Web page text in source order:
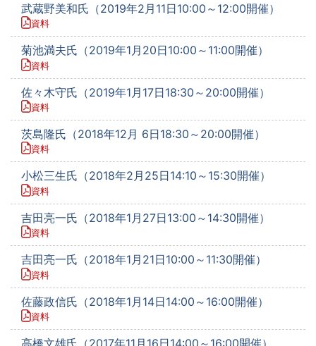
武蔵野美和氏（2019年2月11日10:00～12:00開催）
資料
菊池満夫氏（2019年1月20日10:00～11:00開催）
資料
佐々木守氏（2019年1月17日18:30～20:00開催）
資料
茨島隆氏（2018年12月 6日18:30～20:00開催）
資料
小松三生氏（2018年2月25日14:10～15:30開催）
資料
吉田亮一氏（2018年1月27日13:00～14:30開催）
資料
吉田亮一氏（2018年1月21日10:00～11:30開催）
資料
佐藤政信氏（2018年1月14日14:00～16:00開催）
資料